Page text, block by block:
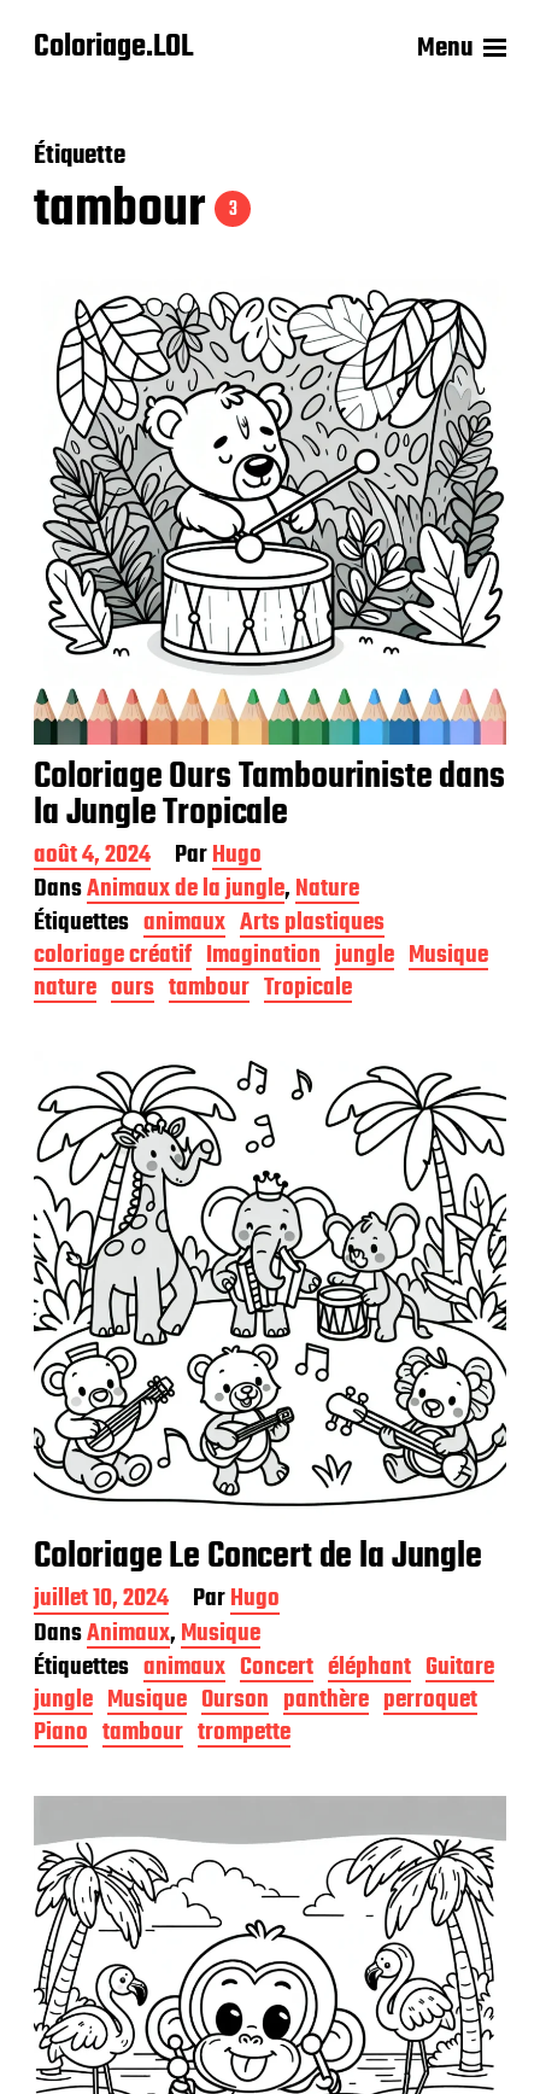
Coloriage.LOL Menu
Étiquette
tambour 3
Coloriage Ours Tambouriniste dans
la Jungle Tropicale
D
a
t
e
d
e
p
i
c
a
t
i
o
n
août 4, 2024 ParHugo
DansAnimaux de la jungle,Nature
Étiquettes animaux Arts plastiques
coloriage créatif Imagination jungle Musique
nature ours tambour Tropicale
Coloriage Le Concert de la Jungle
D
a
t
e
d
e
p
b
i
c
a
t
o
n
juillet 10, 2024 ParHugo
DansAnimaux,Musique
Étiquettes animaux Concert éléphant Guitare
jungle Musique Ourson panthère perroquet
Piano tambour trompette